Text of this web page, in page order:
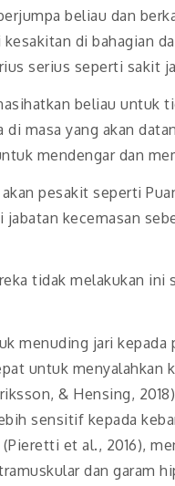
beliau dan
di bahagian
serius seperti sakit
beliau untuk
masa yang akan
mendengar dan
pesakit seperti
kecemasan
tidak melakukan
menuding jari
untuk menyalahkan
& Hensing,
sensitif kepada
et al., 2016),
dan garam